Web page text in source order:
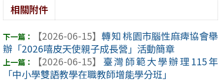
相關附件
【2026-06-15】 轉知 桃園市腦性麻痺協會舉
辦「2026嘻皮天使親子成長營」活動簡章
【2026-06-15】
臺灣師範大學辦理115年
「中小學雙語教學在職教師增能學分班」